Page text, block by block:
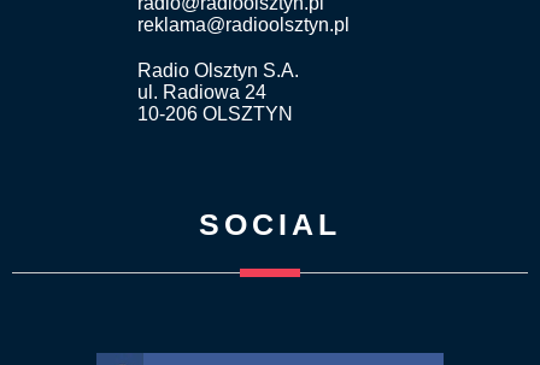
reklama@radioolsztyn.pl
Radio Olsztyn S.A.
ul. Radiowa 24
10-206 OLSZTYN
SOCIAL